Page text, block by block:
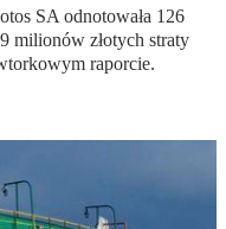
SA odnotowała 126
milionów złotych straty
raporcie.